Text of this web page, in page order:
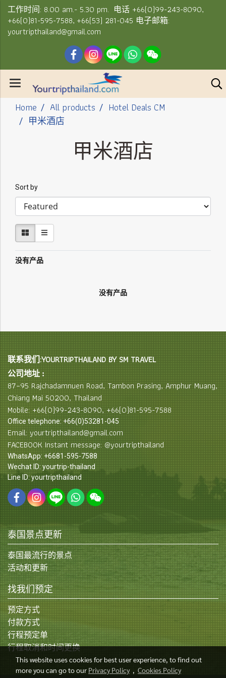
工作时间: 8.00 am.- 5.30 pm. 电话 +66(0)99-243-8090,
+66(0)81-595-7588, +66(53) 281-045 电子邮箱:
yourtripthailand@gmail.com
Home All products
Hotel Deals CM
甲米酒店
甲米酒店
Sort by
没有产品
没有产品
联系我们:YOURTRIPTHAILAND BY SM TRAVEL
公司地址 :
87–95 Rajchadamnuen Road, Tambon Prasing, Amphur Muang,
Chiang Mai 50200, Thailand
Mobile: +66(0)99-243-8090, +66(0)81-595-7588
Office telephone: +66(0)53281-045
Email: yourtripthailand@gmail.com
FACEBOOK Instant message: @yourtripthailand
WhatsApp: +6681-595-7588
Wechat ID: yourtrip-thailand
Line ID: yourtripthailand
泰国景点更新
泰国最流行的景点
活动和更新
找我们预定
预定方式
付款方式
行程预定单
行程取消和时间更换
This website uses cookies for best user experience, to find out
more you can go to our Privacy Policy, Cookies Policy